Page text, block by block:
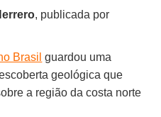
, publicada por
Brasil guardou uma
geológica que
a região da costa norte